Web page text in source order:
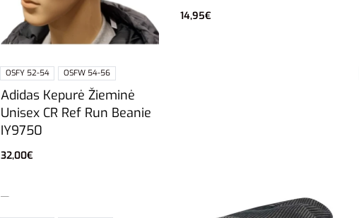
OSFY 52-54 OSFW 54-56
Adidas Kepurė Žieminė
Unisex CR Ref Run Beanie
IY9750
32,00€
14,95€